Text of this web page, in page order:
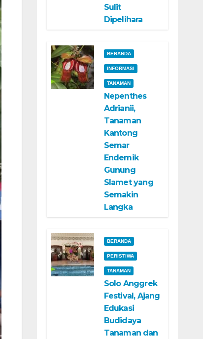
Sulit
Dipelihara
BERANDA
INFORMASI
TANAMAN
Nepenthes
Adrianii,
Tanaman
Kantong
Semar
Endemik
Gunung
Slamet yang
Semakin
Langka
BERANDA
PERISTIWA
TANAMAN
Solo Anggrek
Festival, Ajang
Edukasi
Budidaya
Tanaman dan